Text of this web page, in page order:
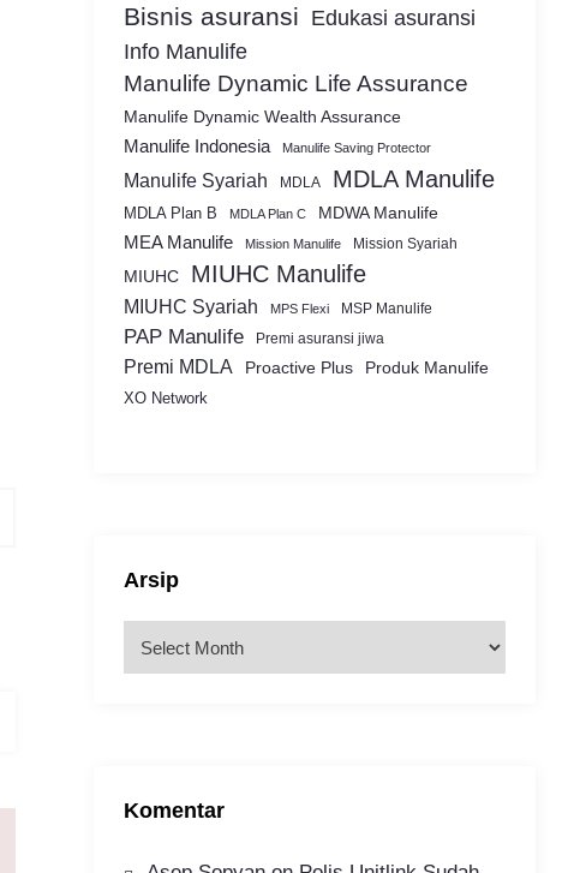
Bisnis asuransi Edukasi asuransi
Info Manulife
Manulife Dynamic Life Assurance
Manulife Dynamic Wealth Assurance
Manulife Indonesia
Manulife Saving Protector
Manulife Syariah MDLA MDLA Manulife
MDLA Plan B MDLA Plan C MDWA Manulife
MEA Manulife Mission Manulife Mission Syariah
MIUHC MIUHC Manulife
MIUHC Syariah MPS Flexi MSP Manulife
PAP Manulife Premi asuransi jiwa
Premi MDLA Proactive Plus Produk Manulife
XO Network
Arsip
Komentar